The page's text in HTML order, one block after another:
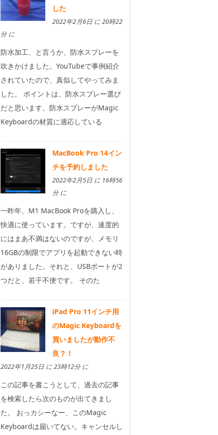
した
2022年2月6日 に 20時22
分 に
防水加工、と言うか、防水スプレーを
吹きかけました。YouTubeで事例紹介
されていたので、真似してやってみま
した。 ポイントは、防水スプレー選び
だと思います。防水スプレーがMagic
Keyboardの材質に適応している
MacBook Pro 14イン
チを予約しました
2022年2月5日 に 16時56
分 に
一昨年、M1 MacBook Proを購入し、
快適に使っています。ですが、速度的
にはまあ不満はないのですが、メモリ
16GBの制限でアプリを起動できない時
がありました。それと、USBポートが2
つだと、若干不便です。 そのた
iPad Pro 11インチ用
のMagic Keyboardを
買いましたが動作不
良？！
2022年1月25日 に 23時12分 に
この記事を書こうとして、過去の記事
を検索したら次のものが出てきまし
た。 おっカシーなー、このMagic
Keyboardは届いてない。キャンセルし